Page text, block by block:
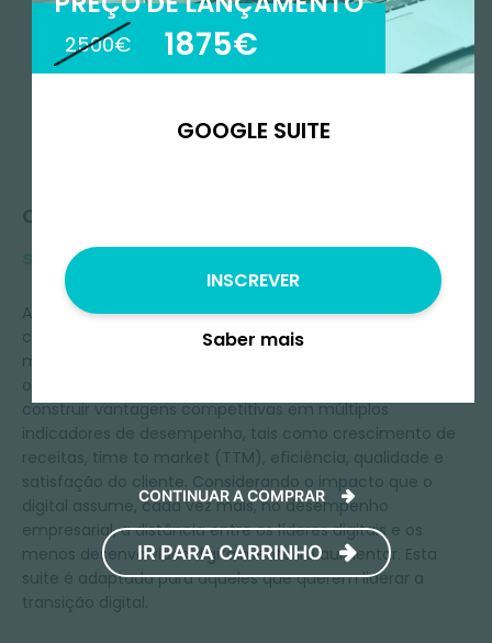
Queres
saber mais?
A maturidade digital das organizações é um indicador
crucial do sucesso das empresas de hoje em dia e
mostra a capacidade de criar valor através do digital. As
organizações mais maduras são mais propensas a
construir vantagens competitivas em múltiplos
indicadores de desempenho, tais como crescimento de
receitas, time to market (TTM), eficiência, qualidade e
satisfação do cliente. Considerando o impacto que o
digital assume, cada vez mais, no desempenho
empresarial, a distância entre os líderes digitais e os
menos desenvolvidos digitalmente irá aumentar. Esta
suite é adaptada para aqueles que querem liderar a
transição digital.
2500€ 1875€
GOOGLE SUITE
INSCREVER
Saber mais
CONTINUAR A COMPRAR
IR PARA CARRINHO